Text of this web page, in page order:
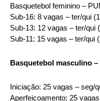
Basquetebol feminino –
Sub-16: 8 vagas – ter/qui
Sub-13: 12 vagas – ter/qui
Sub-11: 15 vagas – ter/qui
Basquetebol masculino
Iniciação: 25 vagas – seg/
Aperfeiçoamento: 25